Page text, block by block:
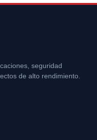
seguridad
de alto rendimiento.